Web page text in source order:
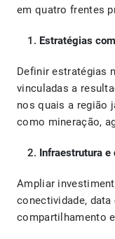
em quatro frentes
Estratégias
Definir estratégias
vinculadas a
nos quais a região
como mineração,
Infraestrutura e
Ampliar
conectividade,
compartilhamento